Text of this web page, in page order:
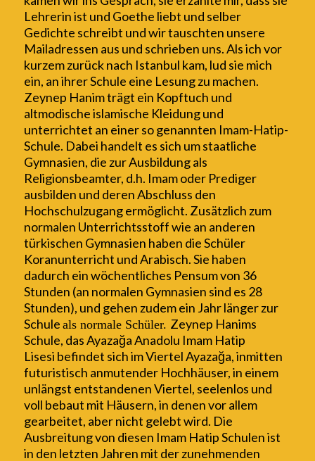
Lehrerin ist und Goethe liebt und selber
Gedichte schreibt undwirtauschten unsere
Mailadressen aus und schrieben uns. Als ich vor
kurzem zurück nach Istanbul kam, lud sie mich
ein, an ihrer Schule eine Lesung zu machen.
Zeynep Hanim trägt ein Kopftuch und
altmodischeislamische Kleidung und
unterrichtet an einer so genannten Imam-Hatip-
Schule. Dabei handelt es sich um staatliche
Gymnasien, die zur Ausbildung als
Religionsbeamter, d.h. Imam oder Prediger
ausbilden und deren Abschluss den
Hochschulzugang ermöglicht. Zusätzlich zum
normalen Unterrichtsstoffwie an anderen
türkischen Gymnasien haben die Schüler
Koranunterricht und Arabisch.Sie haben
dadurch ein wöchentliches Pensum von 36
Stunden (an normalen Gymnasien sind es 28
Stunden), und gehen zudemein Jahr länger zur
Schule als normale Schüler. Zeynep Hanims
Schule, das Ayazağa Anadolu Imam Hatip
Lisesi befindet sich im ViertelAyazağa, inmitten
futuristisch anmutender Hochhäuser, in einem
unlängst entstandenen Viertel, seelenlos und
voll bebaut mit Häusern, in denen vor allem
gearbeitet, aber nicht gelebt wird. Die
Ausbreitung von diesen Imam Hatip Schulen ist
in den letzten Jahren mit der zunehmenden